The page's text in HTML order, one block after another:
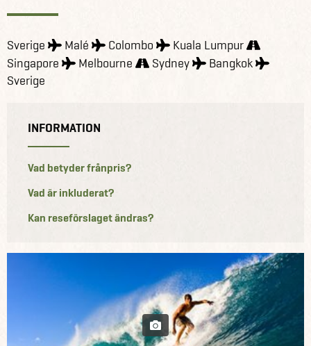
Sverige Malé Colombo
Kuala Lumpur
Singapore
Melbourne Sydney
Bangkok
Sverige
INFORMATION
Vad betyder frånpris?
Vad är inkluderat?
Kan reseförslaget ändras?